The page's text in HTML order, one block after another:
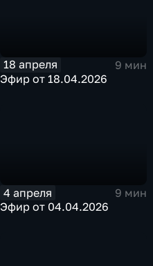
18 апреля
9 мин
Эфир от 18.04.2026
4 апреля
9 мин
Эфир от 04.04.2026